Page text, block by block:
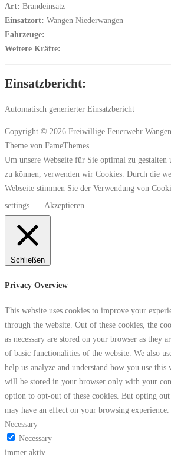
Art: Brandeinsatz
Einsatzort: Wangen Niederwangen
Fahrzeuge:
Weitere Kräfte:
Einsatzbericht:
Automatisch generierter Einsatzbericht
Copyright © 2026 Freiwillige Feuerwehr
Theme von FameThemes
Um unsere Webseite für Sie optimal zu gestalten
zu können, verwenden wir Cookies. Durch die
Webseite stimmen Sie der Verwendung von
settings
Akzeptieren
Schließen
Privacy Overview
This website uses cookies to improve your
through the website. Out of these cookies, the
as necessary are stored on your browser as they
of basic functionalities of the website. We also
help us analyze and understand how you use this
will be stored in your browser only with your
option to opt-out of these cookies. But opting
may have an effect on your browsing experience.
Necessary
Necessary
immer aktiv